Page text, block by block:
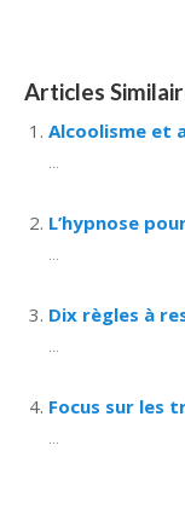
Articles
Alcoolisme et
L’hypnose
Dix règles à
Focus sur les